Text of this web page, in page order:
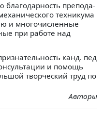
препода­
техникума
и многочисленные
при работе над
канд. пед
и помощь
творческий труд по
Авторы